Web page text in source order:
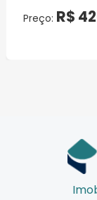
Preço: R$